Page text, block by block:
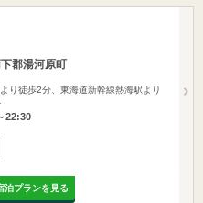
郡湯河原町
り徒歩2分、東海道新幹線熱海駅より
22:30
泊プランを見る